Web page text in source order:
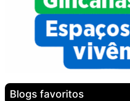
Blogs favoritos